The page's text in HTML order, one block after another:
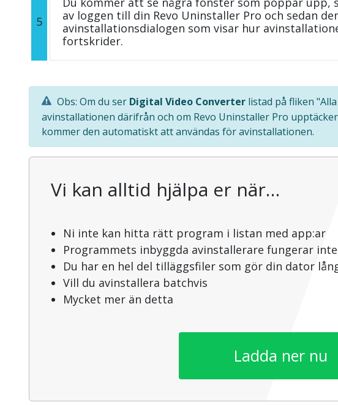
5
av loggen till din Revo Uninstaller Pro och sedan
avinstallationsdialogen som visar hur
fortskrider.
Obs: Om du ser Digital Video Converter listad på fliken
avinstallationen därifrån och om Revo Uninstaller Pro
kommer den automatiskt att användas för avinstallationen.
Vi kan alltid hjälpa er när…
Ni inte kan hitta rätt program i listan med app:ar
Programmets inbyggda avinstallerare fungerar inte
Du har en hel del tilläggsfiler som gör din dator
Vill du avinstallera batchvis
Mycket mer än detta
Ladda ner nu